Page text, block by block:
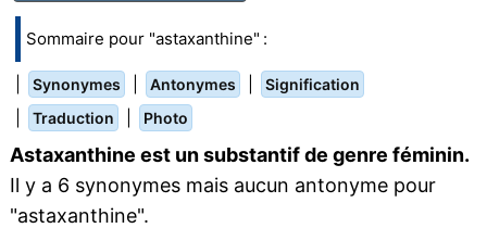
Sommaire pour "astaxanthine" :
Synonymes Antonymes Signification
Traduction Photo
Astaxanthine est un substantif de genre féminin.
Il y a 6 synonymes mais aucun antonyme pour
"astaxanthine".